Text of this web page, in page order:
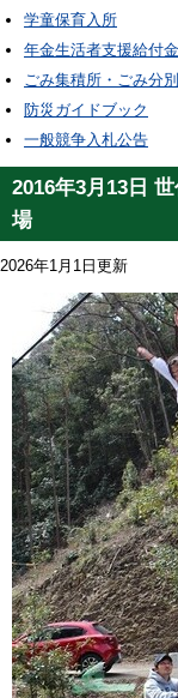
学童保育入所
年金生活者支援給付
ごみ集積所・ごみ分別
防災ガイドブック
一般競争入札公告
2016年3月13日
場
2026年1月1日更新